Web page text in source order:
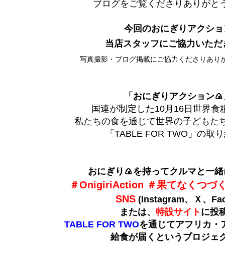
ブログをご覧くださりありがと
今回のおにぎりアクシ
当店スタッフにご協力いただ
写真撮影・ブログ掲載にご協力くださりあり
「おにぎりアクション
国連が制定した10月16日世界食
私たちの食を通じて世界の子どもた
「TABLE FOR TWO」の取
おにぎり🍙を持ってクルマと一
＃OnigiriAction ＃果てなくつづ
SNS (Instagram、Ｘ、
または、 特設サイト に投
TABLE FOR TWOを通じてアフリカ・
給食が届くというプロジェ